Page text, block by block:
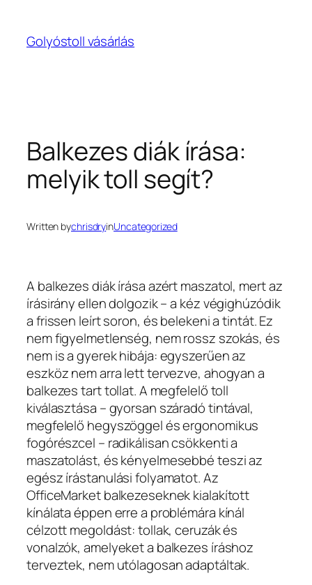
tartalomhoz
Golyóstoll vásárlás
Balkezes diák írása:
melyik toll segít?
Written bychrisdryinUncategorized
A balkezes diák írása azért maszatol, mert az
írásirány ellen dolgozik – a kéz végighúzódik
a frissen leírt soron, és belekeni a tintát. Ez
nem figyelmetlenség, nem rossz szokás, és
nem is a gyerek hibája: egyszerűen az
eszköz nem arra lett tervezve, ahogyan a
balkezes tart tollat. A megfelelő toll
kiválasztása – gyorsan száradó tintával,
megfelelő hegyszöggel és ergonomikus
fogórészcel – radikálisan csökkenti a
maszatolást, és kényelmesebbé teszi az
egész írástanulási folyamatot. Az
OfficeMarket balkezeseknek kialakított
kínálata éppen erre a problémára kínál
célzott megoldást: tollak, ceruzák és
vonalzók, amelyeket a balkezes íráshoz
terveztek, nem utólagosan adaptáltak.